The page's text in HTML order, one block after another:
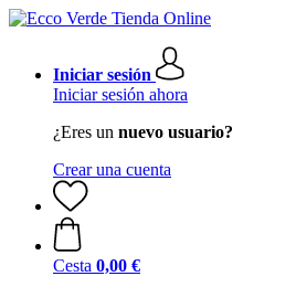
Iniciar sesión
Iniciar sesión ahora
¿Eres un nuevo usuario?
Crear una cuenta
Cesta 0,00 €